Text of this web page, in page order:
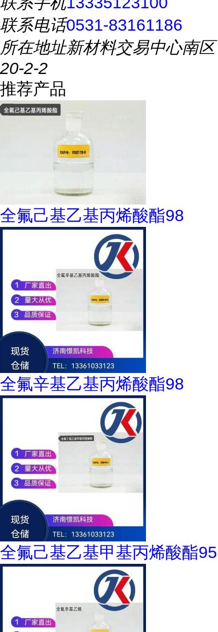
联系电话0531-83161186
所在地址新材料交易中心南区
20-2-2
推荐产品
全氟己基乙基丙烯酸酯98
全氟辛基乙基丙烯酸酯98
全氟己基乙基甲基丙烯酸酯95